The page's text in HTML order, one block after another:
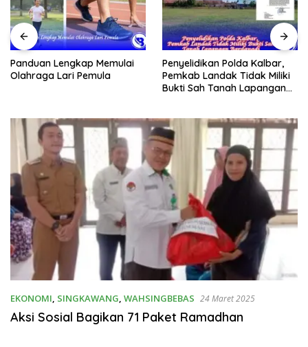
Panduan Lengkap Memulai
Olahraga Lari Pemula
Penyelidikan Polda Kalbar,
Pemkab Landak Tidak Miliki
Bukti Sah Tanah Lapangan
EKONOMI SINGKAWANG WAHSINGBEBAS 24 Maret 2025
Aksi Sosial Bagikan 71 Paket Ramadhan